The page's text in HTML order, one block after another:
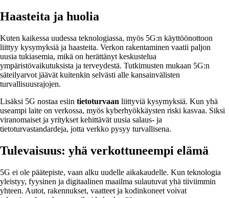
Haasteita ja huolia
Kuten kaikessa uudessa teknologiassa, myös 5G:n käyttöönottoon
liittyy kysymyksiä ja haasteita. Verkon rakentaminen vaatii paljon
uusia tukiasemia, mikä on herättänyt keskustelua
ympäristövaikutuksista ja terveydestä. Tutkimusten mukaan 5G:n
säteilyarvot jäävät kuitenkin selvästi alle kansainvälisten
turvallisuusrajojen.
Lisäksi 5G nostaa esiin tietoturvaan liittyviä kysymyksiä. Kun yhä
useampi laite on verkossa, myös kyberhyökkäysten riski kasvaa. Siksi
viranomaiset ja yritykset kehittävät uusia salaus- ja
tietoturvastandardeja, jotta verkko pysyy turvallisena.
Tulevaisuus: yhä verkottuneempi elämä
5G ei ole päätepiste, vaan alku uudelle aikakaudelle. Kun teknologia
yleistyy, fyysinen ja digitaalinen maailma sulautuvat yhä tiiviimmin
yhteen. Autot, rakennukset, vaatteet ja kodinkoneet voivat